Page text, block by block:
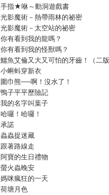
手指★咻～動洞遊戲書
光影魔術－熱帶雨林的祕密
光影魔術－太空站的祕密
你有看到我的龍嗎？
你有看到我的怪獸嗎？
鱷魚艾倫又大又可怕的牙齒！（二
小蝌蚪穿新衣
圍巾熊──啊！沒水了！
鴨子平平歷險記
我的名字叫葉子
哈囉！哈囉！
承諾
蟲蟲捉迷藏
跟著路線走
阿寶的生日禮物
螢火蟲晚安
媽咪瘋狂的一天
荷塘月色